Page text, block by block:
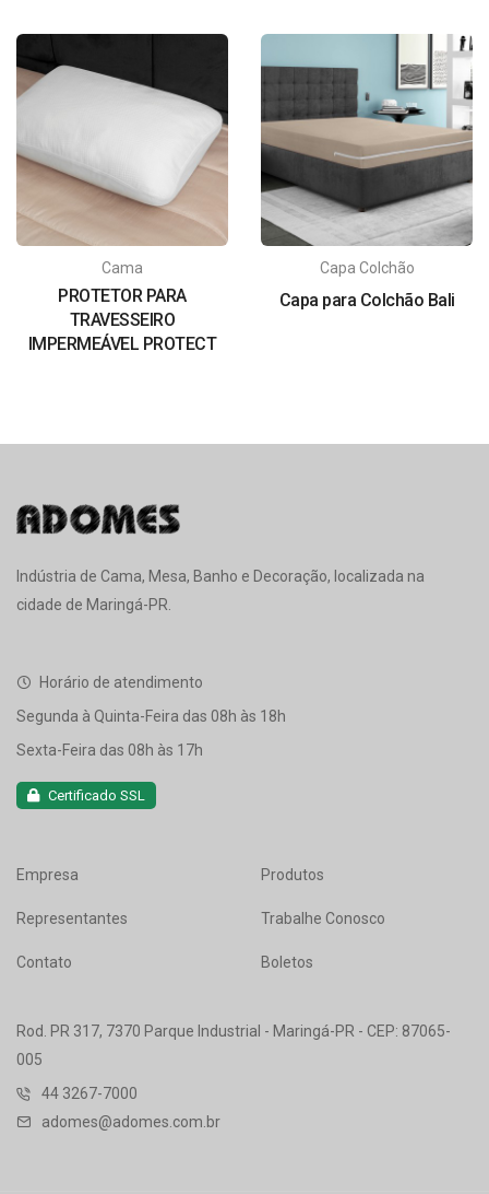
Cama
PROTETOR PARA
TRAVESSEIRO
IMPERMEÁVEL PROTECT
Capa Colchão
Capa para Colchão Bali
Indústria de Cama, Mesa, Banho e Decoração, localizada na
cidade de Maringá-PR.
Horário de atendimento
Segunda à Quinta-Feira das 08h às 18h
Sexta-Feira das 08h às 17h
Certificado SSL
Empresa Produtos
Representantes Trabalhe Conosco
Contato Boletos
Rod. PR 317, 7370 Parque Industrial - Maringá-PR - CEP: 87065-
005
44 3267-7000
adomes@adomes.com.br